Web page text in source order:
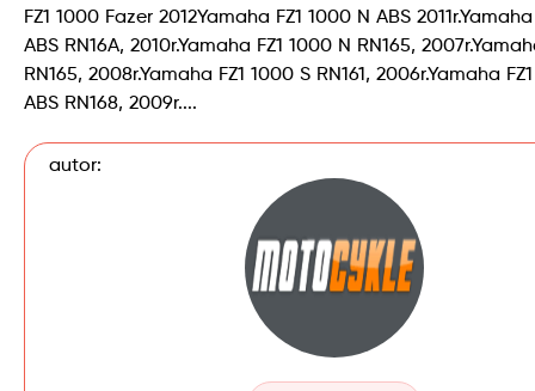
FZ1 1000 Fazer 2012Yamaha FZ1 1000 N ABS
ABS RN16A, 2010r.Yamaha FZ1 1000 N RN165,
RN165, 2008r.Yamaha FZ1 1000 S RN161, 2006r.Yamaha
ABS RN168, 2009r....
autor: